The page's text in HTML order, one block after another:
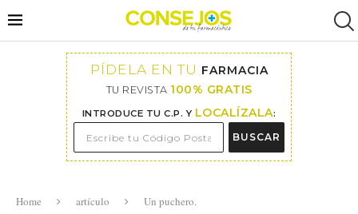
PÍDELA EN TU FARMACIA
TU REVISTA 100% GRATIS
INTRODUCE TU C.P. Y LOCALÍZALA:
BUSCAR
Home artículo Un puchero.